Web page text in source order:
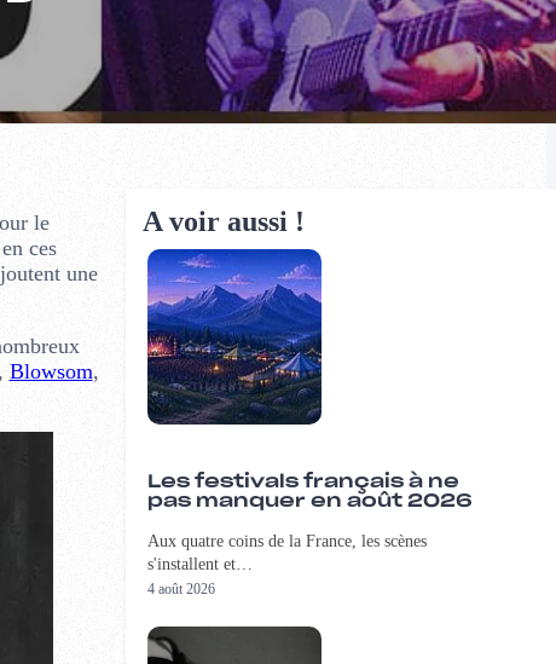
le
ces
une
Blowsom,
A voir aussi !
Les festivals français à ne
pas manquer en août 2026
Aux quatre coins de la France, les scènes
s'installent et…
4 août 2026